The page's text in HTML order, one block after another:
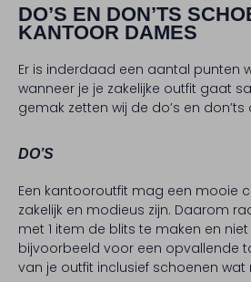
DO’S EN DON’TS
KANTOOR DAMES
Er is inderdaad een aantal punten
wanneer je je zakelijke outfit gaat
gemak zetten wij de do’s en don’ts
DO’S
Een kantooroutfit mag een mooie
zakelijk en modieus zijn. Daarom
met 1 item de blits te maken en
bijvoorbeeld voor een opvallende
van je outfit inclusief schoenen wat